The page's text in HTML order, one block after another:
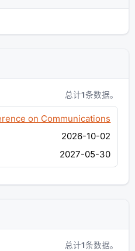
总计1条数据。
on Communications
2026-10-02
2027-05-30
总计1条数据。